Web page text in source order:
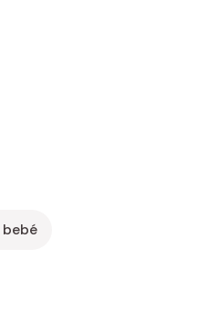
bebé